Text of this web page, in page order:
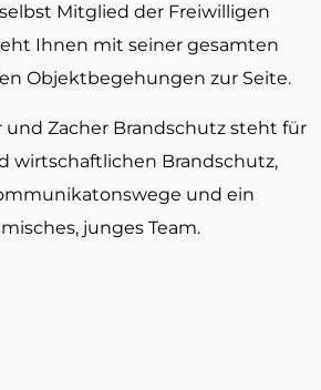
Mitglied der Freiwilligen
Ihnen mit seiner gesamten
Objektbegehungen zur Seite.
und Zacher Brandschutz steht für
wirtschaftlichen Brandschutz,
und ein
junges Team.